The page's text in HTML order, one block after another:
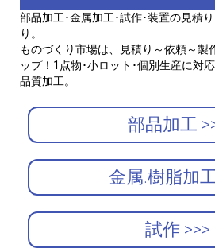
部品加工･金属加工･試作･装置の見積
り。
ものづくり市場は、見積り～依頼～製
ップ！1点物･小ロット･個別生産に対
品質加工。
部品加工
金属.樹脂加
試作 >>>